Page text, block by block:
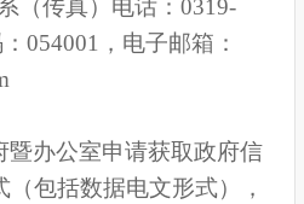
（传真）电话：0319-
054001，电子邮箱：
暨办公室申请获取政府信
包括数据电文形式），